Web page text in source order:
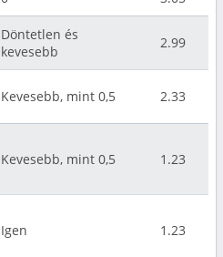
Döntetlen és
kevesebb
2.99
Kevesebb, mint 0,5 2.33
Kevesebb, mint 0,5 1.23
Igen 1.23